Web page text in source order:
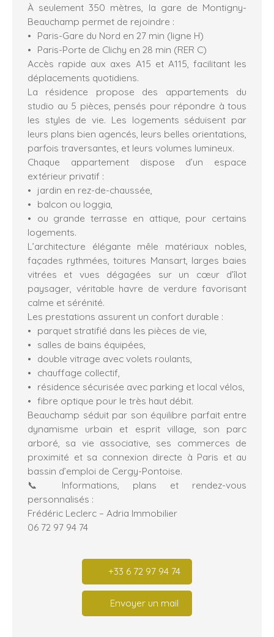
À seulement 350 mètres, la gare de Montigny-
Beauchamp permet de rejoindre :
Paris-Gare du Nord en 27 min (ligne H)
Paris-Porte de Clichy en 28 min (RER C)
Accès rapide aux axes A15 et A115, facilitant les
déplacements quotidiens.
La résidence propose des appartements du
studio au 5 pièces, pensés pour répondre à tous
les styles de vie. Les logements séduisent par
leurs plans bien agencés, leurs belles orientations,
parfois traversantes, et leurs volumes lumineux.
Chaque appartement dispose d’un espace
extérieur privatif :
jardin en rez-de-chaussée,
balcon ou loggia,
ou grande terrasse en attique, pour certains
logements.
L’architecture élégante mêle matériaux nobles,
façades rythmées, toitures Mansart, larges baies
vitrées et vues dégagées sur un cœur d’îlot
paysager, véritable havre de verdure favorisant
calme et sérénité.
Les prestations assurent un confort durable :
parquet stratifié dans les pièces de vie,
salles de bains équipées,
double vitrage avec volets roulants,
chauffage collectif,
résidence sécurisée avec parking et local vélos,
fibre optique pour le très haut débit.
Beauchamp séduit par son équilibre parfait entre
dynamisme urbain et esprit village, son parc
arboré, sa vie associative, ses commerces de
proximité et sa connexion directe à Paris et au
bassin d’emploi de Cergy-Pontoise.
📞 Informations, plans et rendez-vous
personnalisés :
Frédéric Leclerc – Adria Immobilier
06 72 97 94 74
+33 6 72 97 94 74
Envoyer un mail